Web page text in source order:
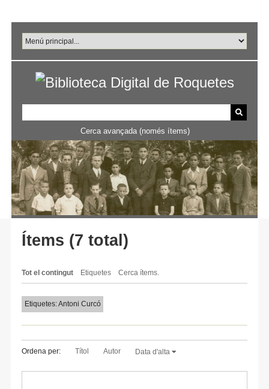
principal
Cerca avançada (només ítems)
Ítems (7 total)
Tot el contingut Etiquetes Cerca ítems.
Etiquetes: Antoni Curcó
Ordena per: Títol Autor Data d'alta